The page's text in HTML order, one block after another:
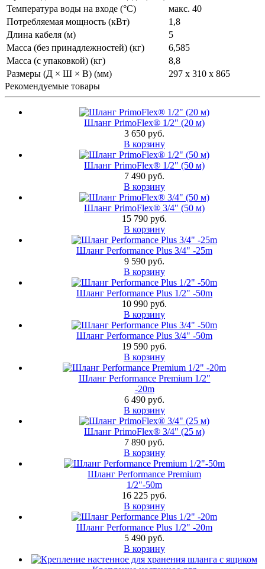
Температура воды на входе (°C)
макс. 40
Потребляемая мощность (кВт)
1,8
Длина кабеля (м)
5
Масса (без принадлежностей) (кг)
6,585
Масса (с упаковкой) (кг)
8,8
Размеры (Д × Ш × В) (мм)
297 x 310 x 865
Рекомендуемые товары
Шланг PrimoFlex® 1/2" (20 м)
3 650 руб.
В корзину
Шланг PrimoFlex® 1/2" (50 м)
7 490 руб.
В корзину
Шланг PrimoFlex® 3/4" (50 м)
15 790 руб.
В корзину
Шланг Performance Plus 3/4" -25m
9 590 руб.
В корзину
Шланг Performance Plus 1/2" -50m
10 990 руб.
В корзину
Шланг Performance Plus 3/4" -50m
19 590 руб.
В корзину
Шланг Performance Premium 1/2"
-20m
6 490 руб.
В корзину
Шланг PrimoFlex® 3/4" (25 м)
7 890 руб.
В корзину
Шланг Performance Premium
1/2"-50m
16 225 руб.
В корзину
Шланг Performance Plus 1/2" -20m
5 490 руб.
В корзину